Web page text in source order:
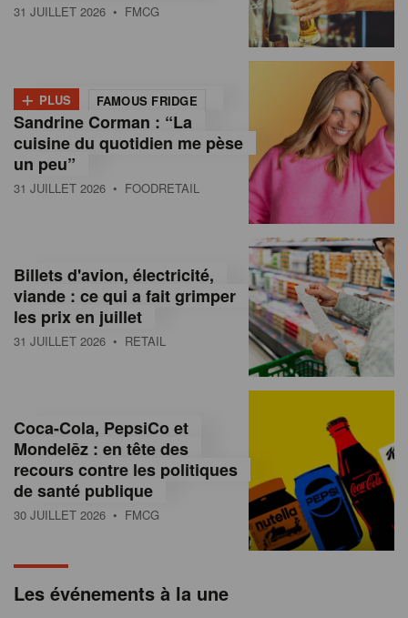
o
m
a
s
s
u
e
e
a
31 JUILLET 2026 • FMCG
+ PLUS FAMOUS FRIDGE
Sandrine Corman : “La
cuisine du quotidien me pèse
un peu”
31 JUILLET 2026 • FOODRETAIL
Billets d'avion, électricité,
viande : ce qui a fait grimper
les prix en juillet
31 JUILLET 2026 • RETAIL
Coca-Cola, PepsiCo et
Mondelēz : en tête des
recours contre les politiques
de santé publique
30 JUILLET 2026 • FMCG
Les événements à la une